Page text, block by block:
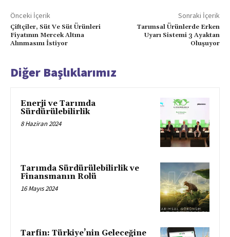
Önceki İçerik
Çiftçiler, Süt Ve Süt Ürünleri
Fiyatının Mercek Altına
Alınmasını İstiyor
Sonraki İçerik
Tarımsal Ürünlerde Erken
Uyarı Sistemi 3 Ayaktan
Oluşuyor
Diğer Başlıklarımız
Enerji ve Tarımda
Sürdürülebilirlik
8 Haziran 2024
Tarımda Sürdürülebilirlik ve
Finansmanın Rolü
16 Mayıs 2024
Tarfin: Türkiye’nin Geleceğine